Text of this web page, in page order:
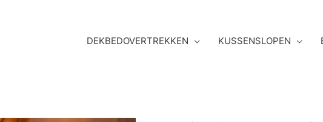
DEKBEDOVERTREKKEN KUSSENSLOPEN